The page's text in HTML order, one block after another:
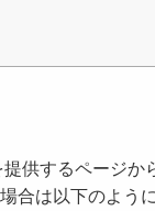
供するページ
合は以下のよう